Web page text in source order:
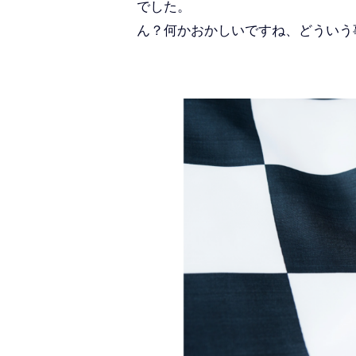
でした。
ん？何かおかしいですね、どうい